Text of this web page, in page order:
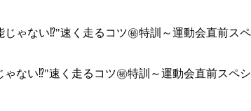
ゃない⁉"速く走るコツ㊙特訓～運動会直前スペ